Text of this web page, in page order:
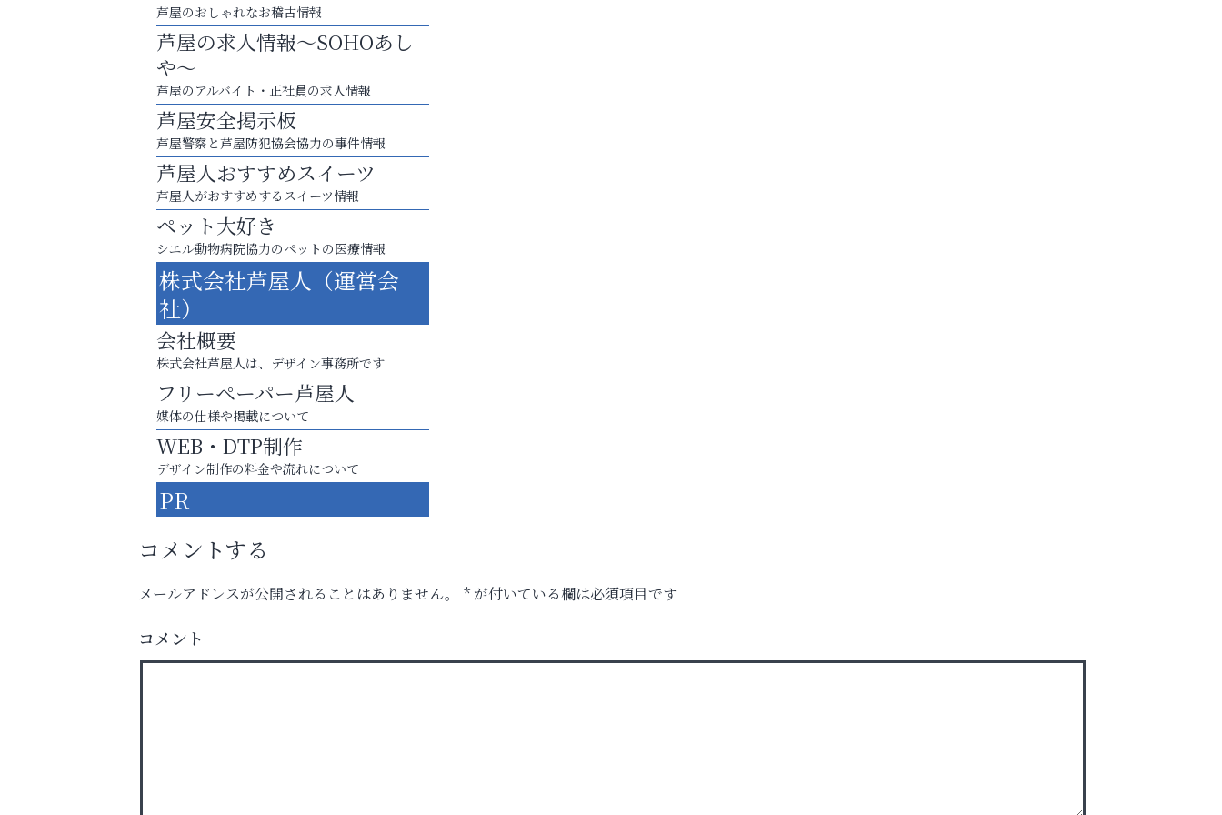
８周年コースが半額以下の8,000円！
神戸牛ステーキに舌鼓♪
アテイン音楽教室
あなたらしく奏でる、音楽の時間
整体院エスコート・芦屋サロ
ン
芦屋のおしゃれなお稽古情報
芦屋の求人情報～SOHOあし
や～
芦屋のアルバイト・正社員の求人情報
芦屋安全掲示板
芦屋警察と芦屋防犯協会協力の事件情報
芦屋人おすすめスイーツ
芦屋人がおすすめするスイーツ情報
ペット大好き
シエル動物病院協力のペットの医療情報
株式会社芦屋人（運営会
社）
会社概要
株式会社芦屋人は、デザイン事務所です
フリーペーパー芦屋人
媒体の仕様や掲載について
WEB・DTP制作
デザイン制作の料金や流れについて
PR
コメントする
メールアドレスが公開されることはありません。 *が付いている欄は必須項目です
コメント